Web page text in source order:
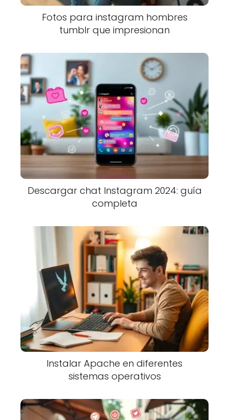
Fotos para instagram hombres
tumblr que impresionan
Descargar chat Instagram 2024: guía
completa
Instalar Apache en diferentes
sistemas operativos